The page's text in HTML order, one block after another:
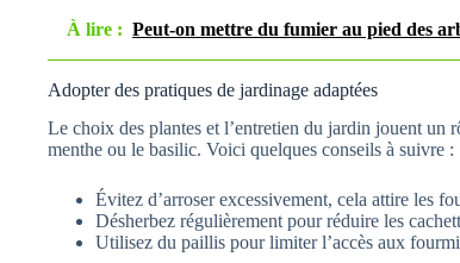
À lire : Peut-on mettre du fumier au pied des
Adopter des pratiques de jardinage adaptées
Le choix des plantes et l’entretien du jardin jouent un
menthe ou le basilic. Voici quelques conseils à suivre :
Évitez d’arroser excessivement, cela attire les
Désherbez régulièrement pour réduire les
Utilisez du paillis pour limiter l’accès aux